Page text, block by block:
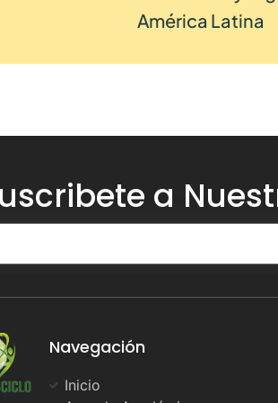
América Latina
a
Navegación
Inicio